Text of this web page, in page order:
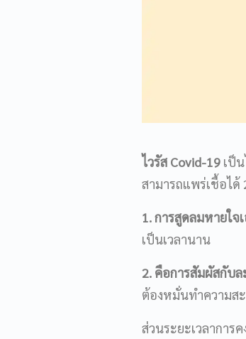
ไวรัส Covid-19เป็น
สามารถแพร่เชื้อได้
1. การสูดลมหายใจ
เป็นเวลานาน
2. คือการสัมผัสกับล
ต้องหมั่นทำความส
ส่วนระยะเวลาการ